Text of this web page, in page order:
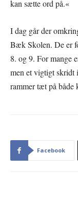
kan sætte ord på.«
I dag går der
Bæk Skolen. De er
8. og 9. For mange
men et vigtigt skridt
rammer tæt på både
Facebook